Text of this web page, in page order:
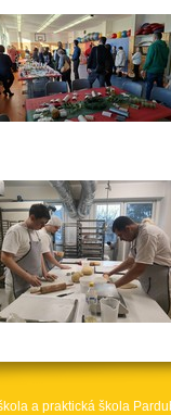
a praktická škola